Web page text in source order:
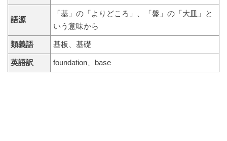
語源
「基」の「よりどころ」、「盤」の「大皿」と
いう意味から
類義語 基板、基礎
英語訳 foundation、base